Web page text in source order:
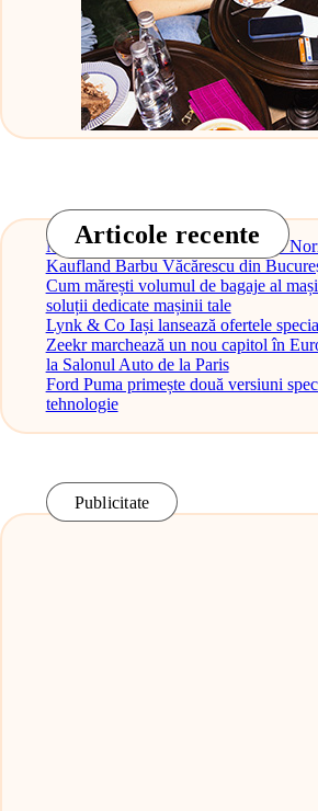
Articole recente
Monopostul McLaren al lui Lando
Kaufland Barbu Văcărescu din
Cum mărești volumul de bagaje al
soluții dedicate mașinii tale
Lynk & Co Iași lansează ofertele
Zeekr marchează un nou capitol în
la Salonul Auto de la Paris
Ford Puma primește două versiuni
tehnologie
Publicitate